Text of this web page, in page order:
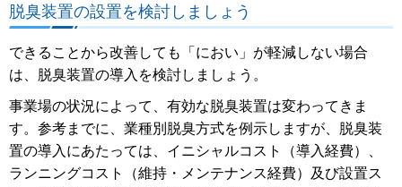
脱臭装置の設置を検討しましょう
できることから改善しても「におい」が軽減しない場合
は、脱臭装置の導入を検討しましょう。
事業場の状況によって、有効な脱臭装置は変わってきま
す。参考までに、業種別脱臭方式を例示しますが、脱臭装
置の導入にあたっては、イニシャルコスト（導入経費）、
ランニングコスト（維持・メンテナンス経費）及び設置ス